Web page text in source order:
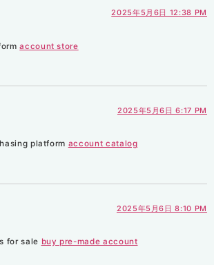
2025年5月6日 12:38 PM
account store
2025年5月6日 6:17 PM
platform account catalog
2025年5月6日 8:10 PM
for sale buy pre-made account